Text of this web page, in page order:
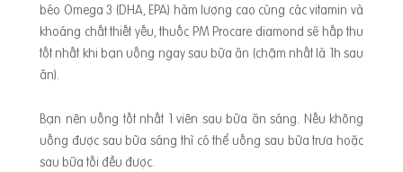
béo Omega 3 (DHA, EPA) hàm lượng cao cùng các vitamin và
khoáng chất thiết yếu, thuốc PM Procare diamond sẽ hấp thu
tốt nhất khi bạn uống ngay sau bữa ăn (chậm nhất là 1h sau
ăn).
Bạn nên uống tốt nhất 1 viên sau bữa ăn sáng. Nếu không
uống được sau bữa sáng thì có thể uống sau bữa trưa hoặc
sau bữa tối đều được.